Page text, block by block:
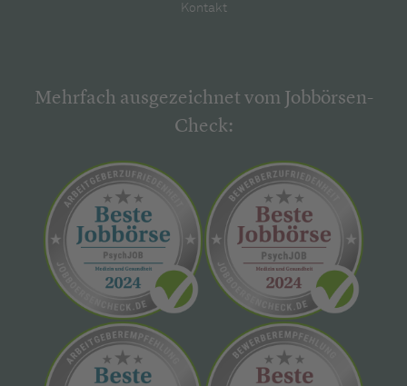
Kontakt
Mehrfach ausgezeichnet vom Jobbörsen-
Check: